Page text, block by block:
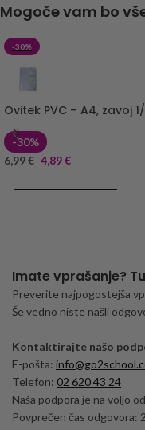
Mogoče vam bo
-30%
Ovitek PVC – A4, zavoj 1/
-30%
6,99€ 4,89€
Imate vprašanje?
Preverite najpogostejša
Še vedno niste našli
Kontaktirajte našo
E-pošta:
Telefon: 02 620 43 24
Naša podpora je na voljo
Povprečen čas odgovora: